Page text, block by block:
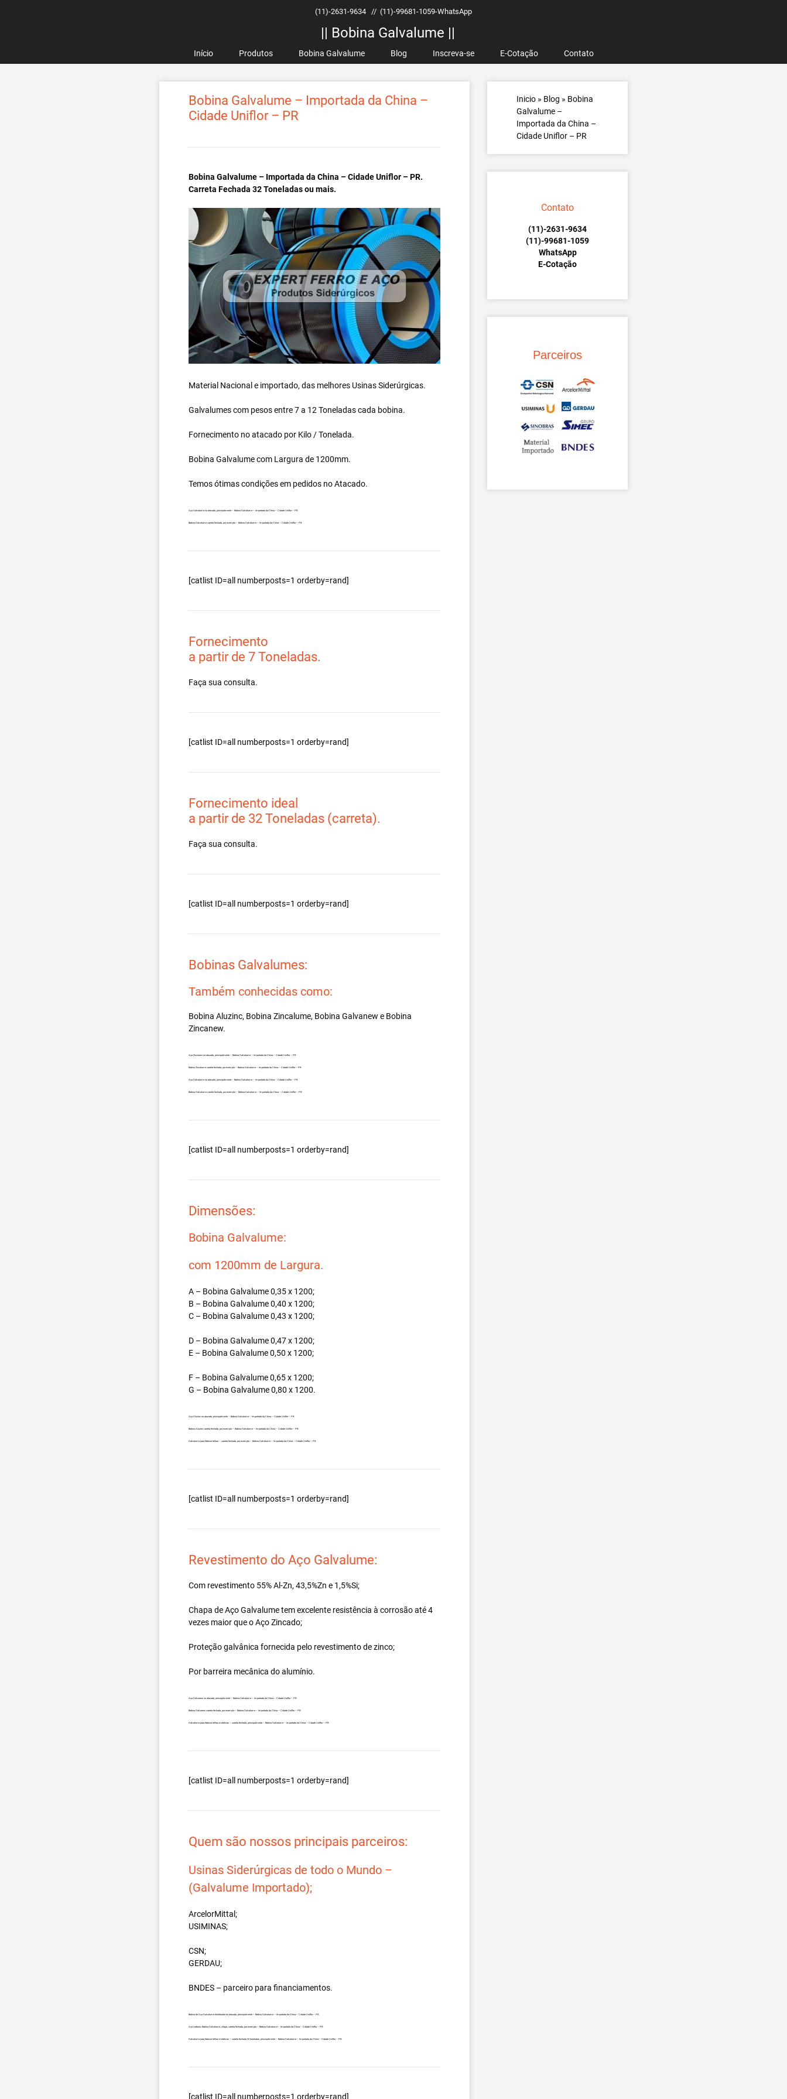
(11)-2631-9634 // (11)-99681-1059-WhatsApp
|| Bobina Galvalume ||
Início Produtos Bobina Galvalume Blog Inscreva-se E-Cotação Contato
Bobina Galvalume – Importada da China –
Cidade Uniflor – PR
Bobina Galvalume – Importada da China – Cidade Uniflor – PR.
Carreta Fechada 32 Toneladas ou mais.
Material Nacional e importado, das melhores Usinas Siderúrgicas.
Galvalumes com pesos entre 7 a 12 Toneladas cada bobina.
Fornecimento no atacado por Kilo / Tonelada.
Bobina Galvalumecom Largura de 1200mm.
Temos ótimas condições em pedidos no Atacado.
Aço Galvalume no atacado, principalmente – Bobina Galvalume – Importada da China – Cidade Uniflor – PR.
Bobina Galvalume carreta fechada, por exemplo – Bobina Galvalume – Importada da China – Cidade Uniflor – PR.
[catlist ID=all numberposts=1 orderby=rand]
Fornecimento
a partir de 7 Toneladas.
Faça sua consulta.
[catlist ID=all numberposts=1 orderby=rand]
Fornecimento ideal
a partir de 32 Toneladas (carreta).
Faça sua consulta.
[catlist ID=all numberposts=1 orderby=rand]
Bobinas Galvalumes:
Também conhecidas como:
Bobina Aluzinc, Bobina Zincalume, Bobina Galvanew e Bobina
Zincanew.
Aço Zincanew no atacado, principalmente – Bobina Galvalume – Importada da China – Cidade Uniflor – PR.
Bobina Zincalume carreta fechada, por exemplo – Bobina Galvalume – Importada da China – Cidade Uniflor – PR.
Aço Galvalume no atacado, principalmente – Bobina Galvalume – Importada da China – Cidade Uniflor – PR.
Bobina Galvalume carreta fechada, por exemplo – Bobina Galvalume – Importada da China – Cidade Uniflor – PR.
[catlist ID=all numberposts=1 orderby=rand]
Dimensões:
Bobina Galvalume:
com 1200mm de Largura.
A – Bobina Galvalume 0,35 x 1200;
B – Bobina Galvalume 0,40 x 1200;
C – Bobina Galvalume 0,43 x 1200;
D – Bobina Galvalume 0,47 x 1200;
E – Bobina Galvalume 0,50 x 1200;
F – Bobina Galvalume 0,65 x 1200;
G – Bobina Galvalume 0,80 x 1200.
Aço Aluzinc no atacado, principalmente – Bobina Galvalume – Importada da China – Cidade Uniflor – PR.
Bobina Aluzinc carreta fechada, por exemplo – Bobina Galvalume – Importada da China – Cidade Uniflor – PR.
Galvalume para fabricar telhas – carreta fechada, por exemplo – Bobina Galvalume – Importada da China – Cidade Uniflor – PR.
[catlist ID=all numberposts=1 orderby=rand]
Revestimento do Aço Galvalume:
Com revestimento 55% Al-Zn, 43,5%Zn e 1,5%Si;
Chapa de Aço Galvalume tem excelente resistência à corrosão até 4
vezes maior que o Aço Zincado;
Proteção galvânica fornecida pelo revestimento de zinco;
Por barreira mecânica do alumínio.
Aço Galvanew no atacado, principalmente – Bobina Galvalume – Importada da China – Cidade Uniflor – PR.
Bobina Galvanew carreta fechada, por exemplo – Bobina Galvalume – Importada da China – Cidade Uniflor – PR.
Galvalume para fabricar telhas metálicas – carreta fechada, principalmente – Bobina Galvalume – Importada da China – Cidade Uniflor – PR.
[catlist ID=all numberposts=1 orderby=rand]
Quem são nossos principais parceiros:
Usinas Siderúrgicas de todo o Mundo –
(Galvalume Importado);
ArcelorMittal;
USIMINAS;
CSN;
GERDAU;
BNDES – parceiro para financiamentos.
Bobina de Aço Galvalume distribuidor no atacado, principalmente – Bobina Galvalume – Importada da China – Cidade Uniflor – PR.
Aço carbono, Bobina Galvalume, chapa, carreta fechada, por exemplo – Bobina Galvalume – Importada da China – Cidade Uniflor – PR.
Galvalume para fabricar telhas metálicas – carreta fechada 32 toneladas, principalmente – Bobina Galvalume – Importada da China – Cidade Uniflor – PR.
[catlist ID=all numberposts=1 orderby=rand]
Inicio » Blog » Bobina
Galvalume –
Importada da China –
Cidade Uniflor – PR
Contato
(11)-2631-9634
(11)-99681-1059
WhatsApp
E-Cotação
Parceiros